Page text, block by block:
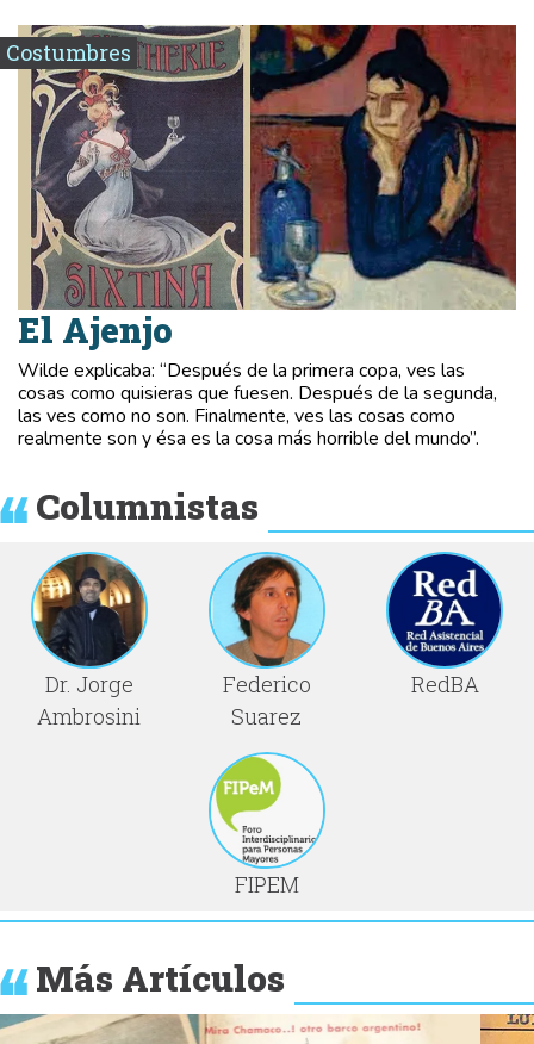
Costumbres
El Ajenjo
Wilde explicaba: “Después de la primera copa, ves las
cosas como quisieras que fuesen. Después de la segunda,
las ves como no son. Finalmente, ves las cosas como
realmente son y ésa es la cosa más horrible del mundo”.
Columnistas
Dr. Jorge
Ambrosini
Federico
Suarez
RedBA
FIPEM
Más Artículos